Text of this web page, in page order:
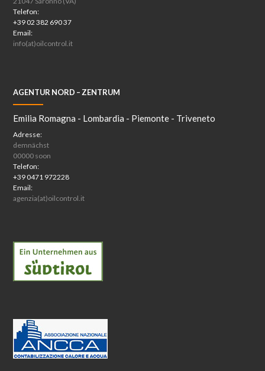
Telefon:
+39 02 382 690 37
Email:
info(at)oilcontrol.it
AGENTUR NORD – ZENTRUM
Emilia Romagna - Lombardia - Piemonte - Triveneto
Adresse:
demnächst
00000 soon
Telefon:
+39 0471 972228
Email:
agenzia(at)oilcontrol.it